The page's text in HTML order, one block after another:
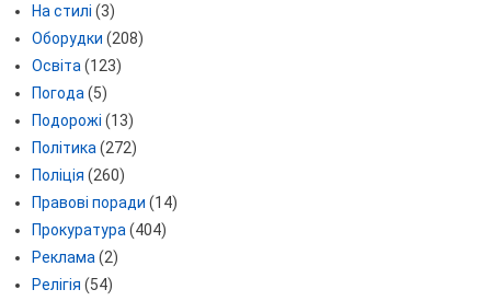
На стилі (3)
Оборудки (208)
Освіта (123)
Погода (5)
Подорожі (13)
Політика (272)
Поліція (260)
Правові поради (14)
Прокуратура (404)
Реклама (2)
Релігія (54)